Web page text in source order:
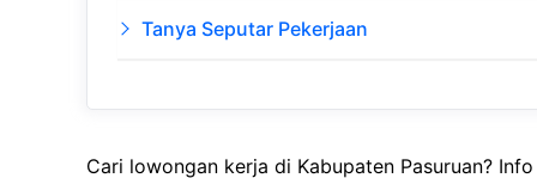
Tanya Seputar Pekerjaan
Cari lowongan kerja di Kabupaten Pasuruan?